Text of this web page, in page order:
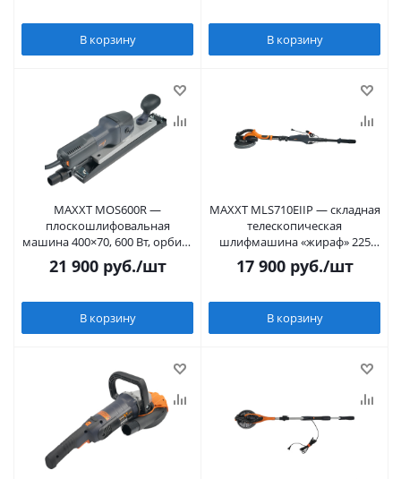
В корзину В корзину
MAXXT MOS600R —
плоскошлифовальная
машина 400×70, 600 Вт, орбита
5 мм, пылеотвод
21 900руб./шт
В корзину
MAXXT MLS710EIIP — складная
телескопическая
шлифмашина «жираф» 225
мм, 710W, с LED подсветкой
17 900руб./шт
В корзину